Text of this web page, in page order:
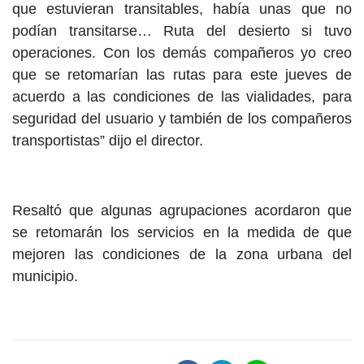
que estuvieran transitables, había unas que no
podían transitarse… Ruta del desierto si tuvo
operaciones. Con los demás compañeros yo creo
que se retomarían las rutas para este jueves de
acuerdo a las condiciones de las vialidades, para
seguridad del usuario y también de los compañeros
transportistas” dijo el director.
Resaltó que algunas agrupaciones acordaron que
se retomarán los servicios en la medida de que
mejoren las condiciones de la zona urbana del
municipio.